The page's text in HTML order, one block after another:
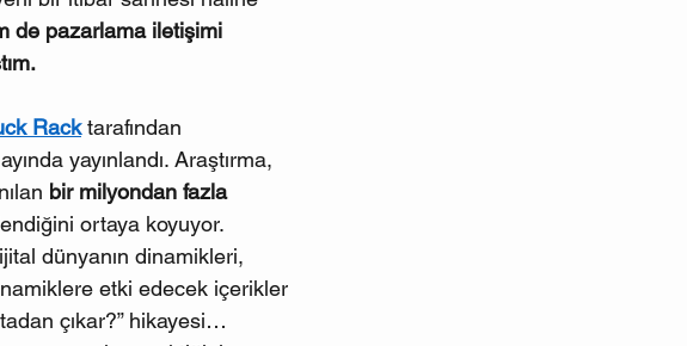
de pazarlama iletişimi
Rack tarafından
yayınlandı. Araştırma,
bir milyondan fazla
ortaya koyuyor.
dünyanın dinamikleri,
etki edecek içerikler
çıkar?” hikayesi…